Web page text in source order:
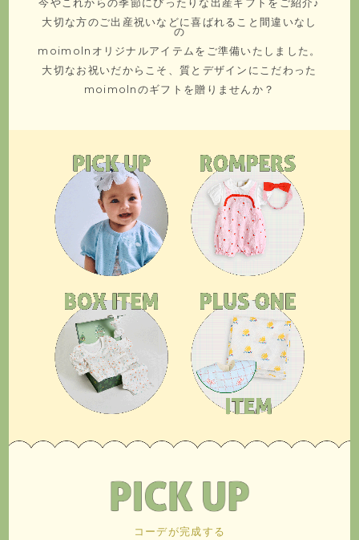
今やこれからの季節にぴったりな出産ギフトをご紹介♪
大切な方のご出産祝いなどに喜ばれること間違いなし
の
moimolnオリジナルアイテムをご準備いたしました。
大切なお祝いだからこそ、質とデザインにこだわった
moimolnのギフトを贈りませんか？
コーデが完成する